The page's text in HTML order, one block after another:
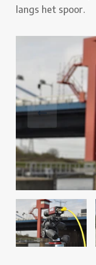
langs het spoor.